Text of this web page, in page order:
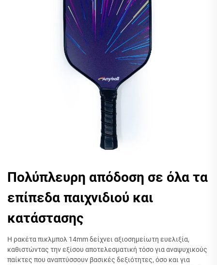
Πολύπλευρη απόδοση σε όλα τα
επίπεδα παιχνιδιού και
κατάστασης
Η ρακέτα πικλμπολ 14mm δείχνει αξιοσημείωτη ευελιξία,
καθιστώντας την εξίσου αποτελεσματική τόσο για αναψυχικούς
παίκτες που αναπτύσσουν βασικές δεξιότητες, όσο και για